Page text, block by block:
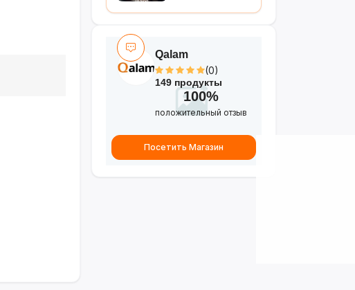
Qalam
(0)
149 продукты
100%
положительный отзыв
Посетить Магазин